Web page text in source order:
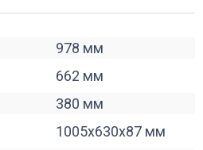
978 мм
662 мм
380 мм
1005x630x87 мм